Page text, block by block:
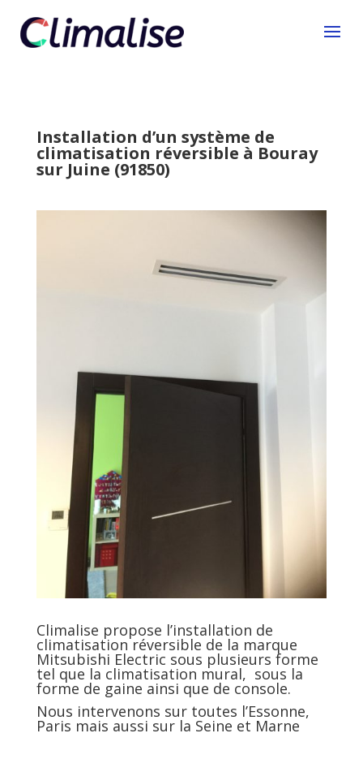
Installation d’un système de
climatisation réversible à Bouray
sur Juine (91850)
Climalise propose l’installation de
climatisation réversible de la marque
Mitsubishi Electric sous plusieurs forme
tel que la climatisation mural, sous la
forme de gaine ainsi que de console.
Nous intervenons sur toutes l’Essonne,
Paris mais aussi sur la Seine et Marne